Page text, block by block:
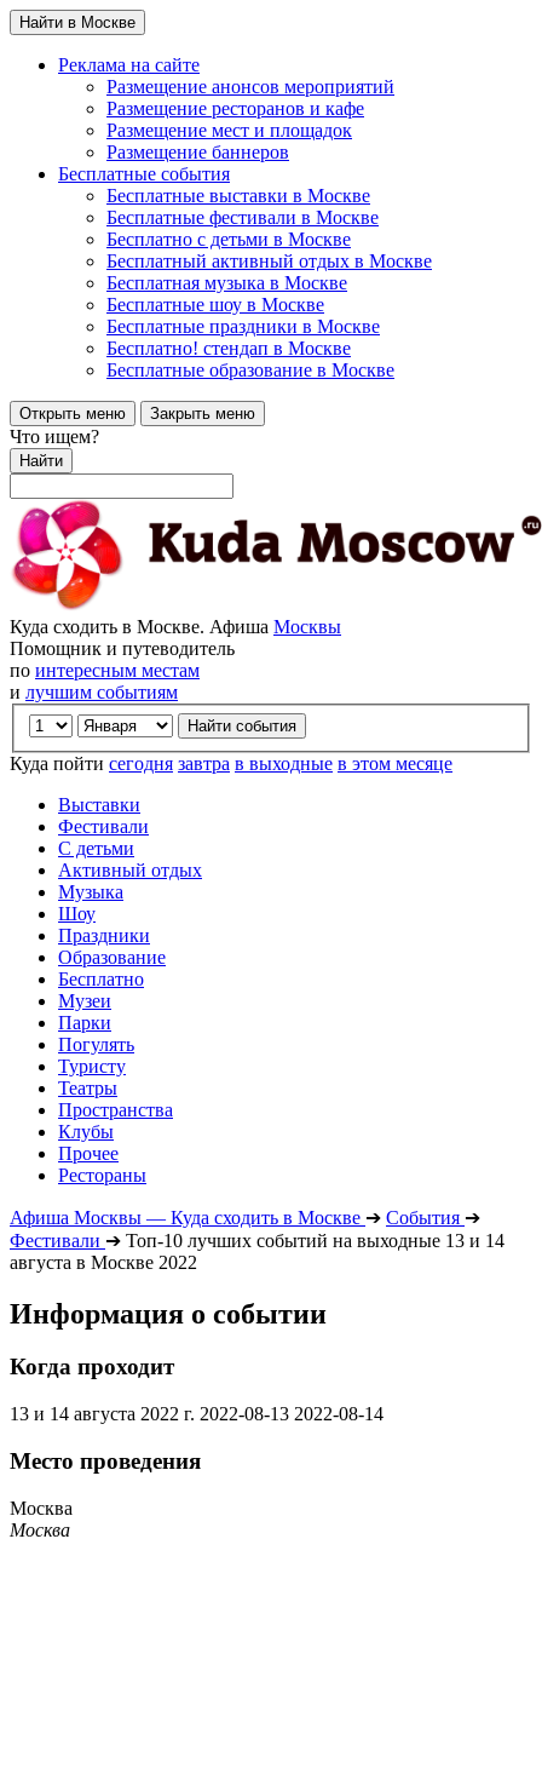
Найти в Москве
Реклама на сайте
Размещение анонсов мероприятий
Размещение ресторанов и кафе
Размещение мест и площадок
Размещение баннеров
Бесплатные события
Бесплатные выставки в Москве
Бесплатные фестивали в Москве
Бесплатно с детьми в Москве
Бесплатный активный отдых в Москве
Бесплатная музыка в Москве
Бесплатные шоу в Москве
Бесплатные праздники в Москве
Бесплатно! стендап в Москве
Бесплатные образование в Москве
Открыть меню Закрыть меню
Что ищем?
Найти
Куда сходить в Москве. Афиша Москвы
Помощник и путеводитель
по интересным местам
и лучшим событиям
Куда пойти сегодня завтра в выходные в этом месяце
Выставки
Фестивали
С детьми
Активный отдых
Музыка
Шоу
Праздники
Образование
Бесплатно
Музеи
Парки
Погулять
Туристу
Театры
Пространства
Клубы
Прочее
Рестораны
Афиша Москвы — Куда сходить в Москве ➔ События ➔
Фестивали ➔ Топ-10 лучших событий на выходные 13 и 14
августа в Москве 2022
Информация о событии
Когда проходит
13 и 14 августа 2022 г. 2022-08-13 2022-08-14
Место проведения
Москва
Москва